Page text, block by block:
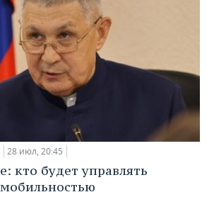
28 июл, 20:45
кто будет управлять